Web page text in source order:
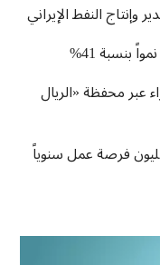
وإنتاج النفط الإيراني
بنسبة 41%
عبر محفظة «الریال
فرصة عمل سنوياً